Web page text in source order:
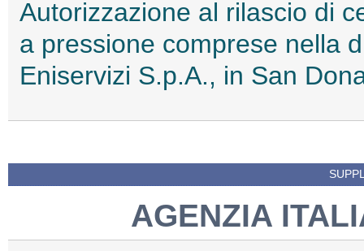
Autorizzazione al rilascio di
a pressione comprese nella
Eniservizi S.p.A., in San
AGENZIA